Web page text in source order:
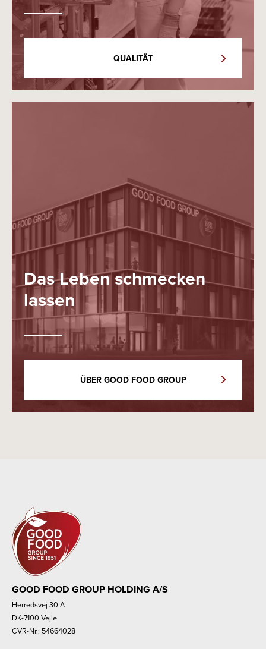
QUALITÄT
Das Leben schmecken
lassen
ÜBER GOOD FOOD GROUP
GOOD FOOD GROUP HOLDING A/S
Herredsvej 30 A
DK-7100 Vejle
CVR-Nr.: 54664028